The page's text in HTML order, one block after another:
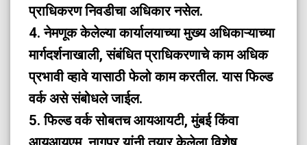
प्राधिकरण निवडीचा अधिकार नसेल.
4. नेमणूक केलेल्या कार्यालयाच्या मुख्य अधिकाऱ्याच्या
मार्गदर्शनाखाली, संबंधित प्राधिकरणाचे काम अधिक
प्रभावी व्हावे यासाठी फेलो काम करतील. यास फिल्ड
वर्क असे संबोधले जाईल.
5. फिल्ड वर्क सोबतच आयआयटी, मुंबई किंवा